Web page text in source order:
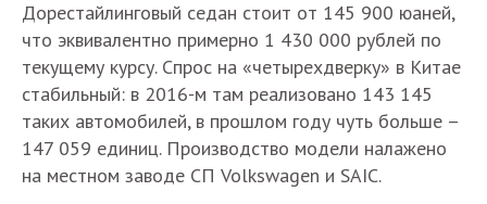
Дорестайлинговый седан стоит от 145 900 юаней,
что эквивалентно примерно 1 430 000 рублей по
текущему курсу. Спрос на «четырехдверку» в Китае
стабильный: в 2016-м там реализовано 143 145
таких автомобилей, в прошлом году чуть больше –
147 059 единиц. Производство модели налажено
на местном заводе СП Volkswagen и SAIC.